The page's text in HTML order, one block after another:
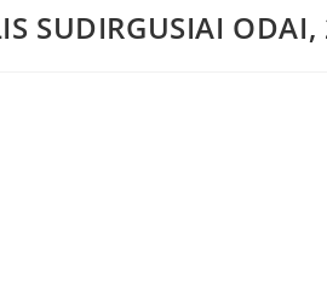
SUDIRGUSIAI